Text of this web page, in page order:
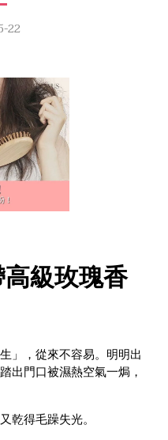
22
級玫瑰香
」，從來不容易。明明出
出門口被濕熱空氣一焗，
乾得毛躁失光。